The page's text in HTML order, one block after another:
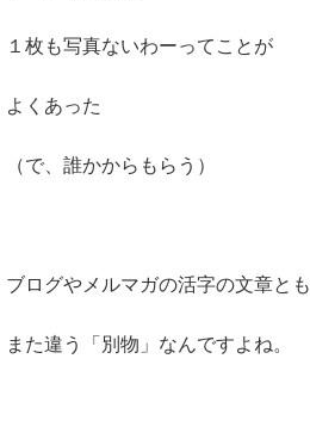
１枚も写真ないわーってことが
よくあった
（で、誰かからもらう）
ブログやメルマガの活字の文章とも
また違う「別物」なんですよね。